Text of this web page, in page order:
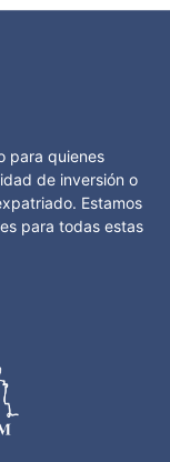
para quienes
de inversión o
Estamos
para todas estas